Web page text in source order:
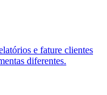
e fature clientes
diferentes.